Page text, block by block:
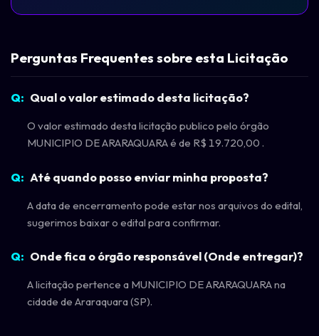
Perguntas Frequentes sobre esta Licitação
Qual o valor estimado desta licitação?
O valor estimado desta licitação publico pelo órgão
MUNICIPIO DE ARARAQUARA é de R$ 19.720,00 .
Até quando posso enviar minha proposta?
A data de encerramento pode estar nos arquivos do edital,
sugerimos baixar o edital para confirmar.
Onde fica o órgão responsável (Onde entregar)?
A licitação pertence a MUNICIPIO DE ARARAQUARA na
cidade de Araraquara (SP).